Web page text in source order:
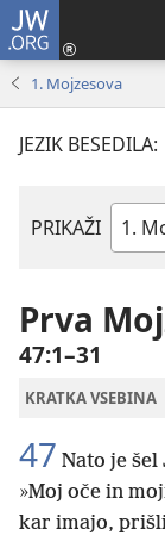
JW.ORG
1. Mojzesova
JEZIK BESEDILA:
PRIKAŽI
Po
knjigi
Prva
47:1–31
KRATKA VSEBINA
47 Nato je
»Moj oče in
kar imajo, prišli